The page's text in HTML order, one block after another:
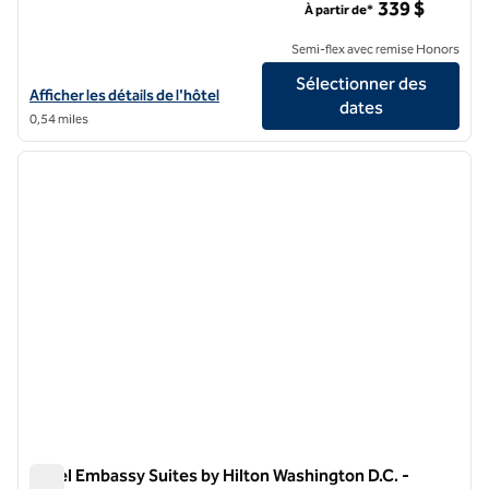
Afficher les détails de l'hôtel Conrad Washington, DC
Afficher les détails de l'hôtel
0,54 miles
À partir de* 339 $
Semi-flex avec remise Honors
Sélectionner des
dates
1/12
1 sur 12
Hôtel Embassy Suites by Hilton Washington D.C. -